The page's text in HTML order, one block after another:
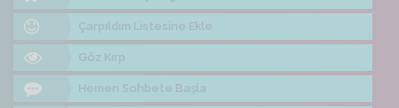
Çarpıldım Listesine Ekle
Göz Kırp
Hemen Sohbete Başla